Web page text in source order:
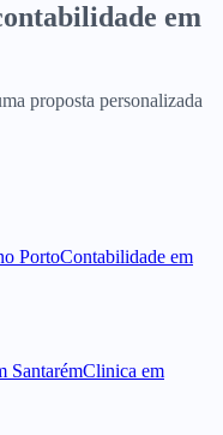
em
proposta personalizada
PortoContabilidade em
SantarémClinica em